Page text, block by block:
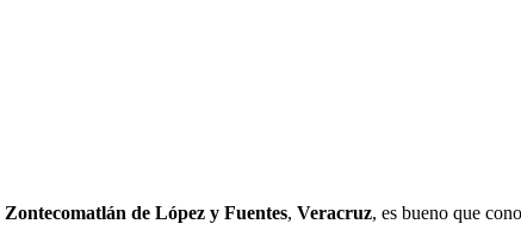
Zontecomatlán de López y Fuentes, Veracruz, es bueno que